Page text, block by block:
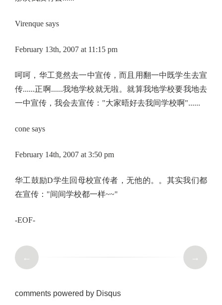
Virenque says
February 13th, 2007 at 11:15 pm
呵呵，华工竟然去一中宣传，而且用翻一中既学生去宣
传......正啊......我地学校就无啦。就算我地学校要我地去
一中宣传，我会去宣传："大家晤好去我间学校啊"......
cone says
February 14th, 2007 at 3:50 pm
华工鼓励D学生回母校宣传者，无他的。。其实我们都
在宣传："间间学校都一样~~"
-EOF-
← →
comments powered by Disqus